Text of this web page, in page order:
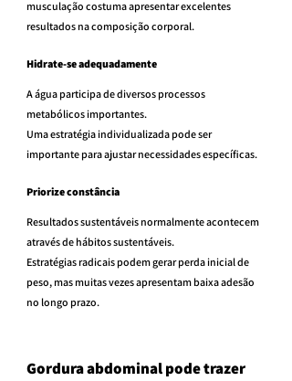
musculação costuma apresentar excelentes
resultados na composição corporal.
Hidrate-se adequadamente
A água participa de diversos processos
metabólicos importantes.
Uma estratégia individualizada pode ser
importante para ajustar necessidades específicas.
Priorize constância
Resultados sustentáveis normalmente acontecem
através de hábitos sustentáveis.
Estratégias radicais podem gerar perda inicial de
peso, mas muitas vezes apresentam baixa adesão
no longo prazo.
Gordura abdominal pode trazer